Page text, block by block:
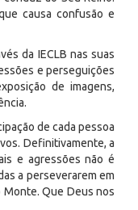
causa confusão e
da IECLB nas suas
e perseguições
de imagens,
de cada pessoa
Definitivamente, a
e agressões não é
a perseverarem em
Monte. Que Deus nos